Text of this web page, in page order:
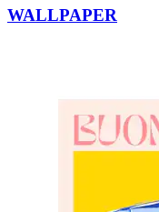
WALLPAPER